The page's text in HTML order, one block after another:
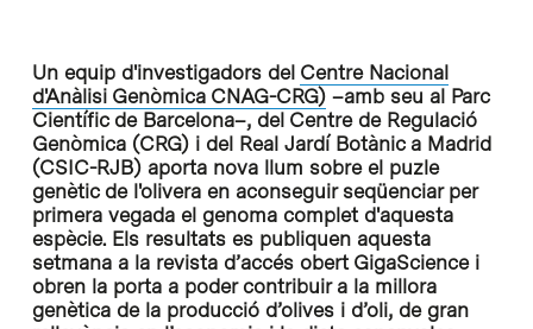
Un equip d'investigadors del Centre Nacional
d'Anàlisi Genòmica CNAG-CRG)–amb seu al Parc
Científic de Barcelona–, del Centre de Regulació
Genòmica (CRG) i del Real Jardí Botànic a Madrid
(CSIC-RJB) aporta nova llum sobre el puzle
genètic de l'olivera en aconseguir seqüenciar per
primera vegada el genoma complet d'aquesta
espècie. Els resultats es publiquen aquesta
setmana a la revista d’accés obert GigaScience i
obren la porta a poder contribuir a la millora
genètica de la producció d’olives i d’oli, de gran